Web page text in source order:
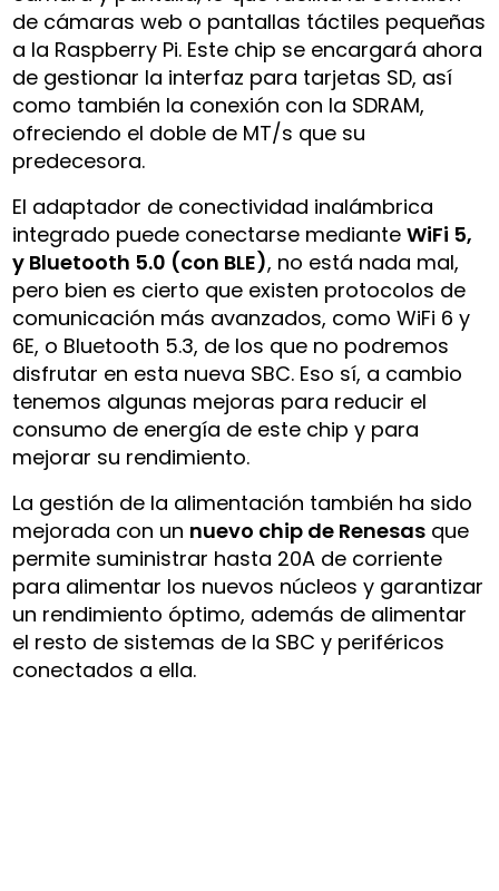
de cámaras web o pantallas táctiles pequeñas
a la Raspberry Pi. Este chip se encargará ahora
de gestionar la interfaz para tarjetas SD, así
como también la conexión con la SDRAM,
ofreciendo el doble de MT/s que su
predecesora.
El adaptador de conectividad inalámbrica
integrado puede conectarse medianteWiFi 5,
y Bluetooth 5.0 (con BLE), no está nada mal,
pero bien es cierto que existen protocolos de
comunicación más avanzados, como WiFi 6 y
6E, o Bluetooth 5.3, de los que no podremos
disfrutar en esta nueva SBC. Eso sí, a cambio
tenemos algunas mejoras para reducir el
consumo de energía de este chip y para
mejorar su rendimiento.
La gestión de la alimentación también ha sido
mejorada con un nuevo chip de Renesas que
permite suministrar hasta 20A de corriente
para alimentar los nuevos núcleos y garantizar
un rendimiento óptimo, además de alimentar
el resto de sistemas de la SBC y periféricos
conectados a ella.